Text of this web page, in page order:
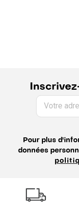
Votre
Pour plus
données